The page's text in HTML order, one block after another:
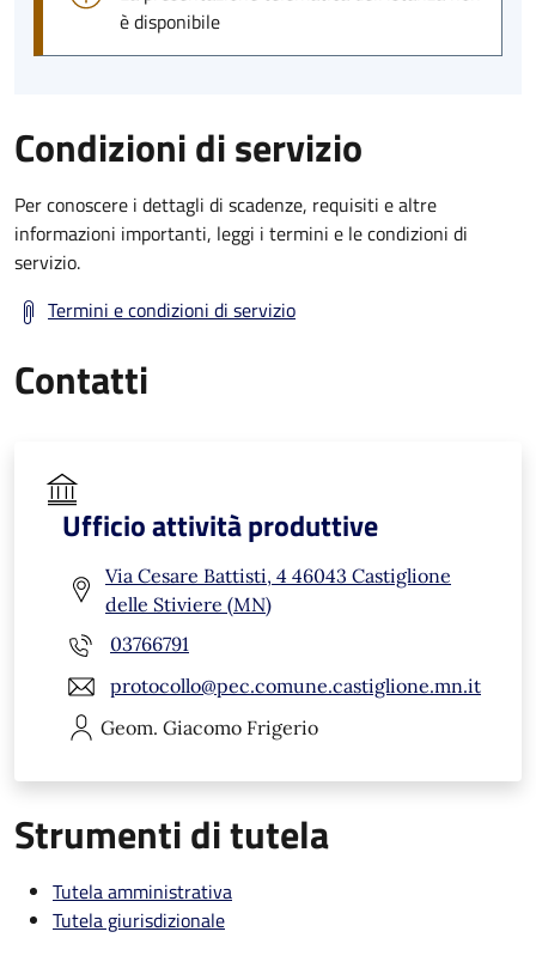
è disponibile
Condizioni di servizio
Per conoscere i dettagli di scadenze, requisiti e altre
informazioni importanti, leggi i termini e le condizioni di
servizio.
Termini e condizioni di servizio
Contatti
Ufficio attività produttive
Via Cesare Battisti, 4 46043 Castiglione
delle Stiviere (MN)
03766791
protocollo@pec.comune.castiglione.mn.it
Geom. Giacomo Frigerio
Strumenti di tutela
Tutela amministrativa
Tutela giurisdizionale